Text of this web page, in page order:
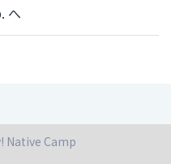
へ
Native Camp